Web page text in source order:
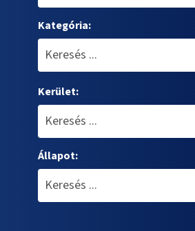
Kategória:
Kerület:
Állapot: